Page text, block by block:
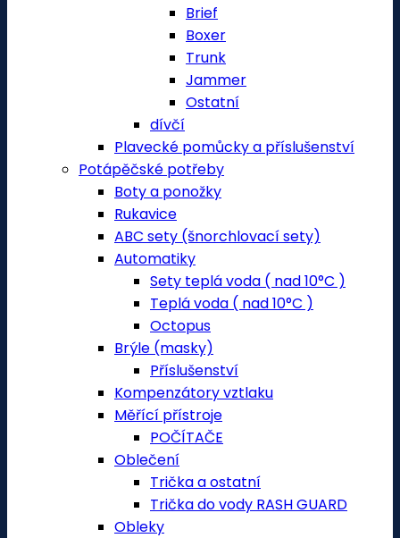
Brief
Boxer
Trunk
Jammer
Ostatní
dívčí
Plavecké pomůcky a příslušenství
Potápěčské potřeby
Boty a ponožky
Rukavice
ABC sety (šnorchlovací sety)
Automatiky
Sety teplá voda ( nad 10°C )
Teplá voda ( nad 10°C )
Octopus
Brýle (masky)
Příslušenství
Kompenzátory vztlaku
Měřící přístroje
POČÍTAČE
Oblečení
Trička a ostatní
Trička do vody RASH GUARD
Obleky